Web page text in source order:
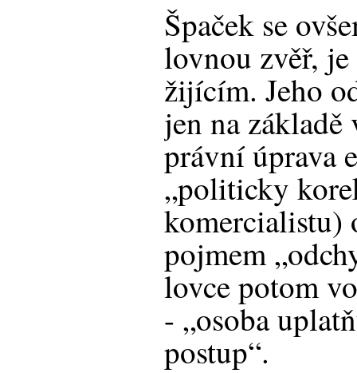
Špaček se
lovnou zvěř,
žijícím. Jeho
jen na
právní úprava
„politicky
komercialistu)
pojmem
lovce potom
- „osoba
postup“.